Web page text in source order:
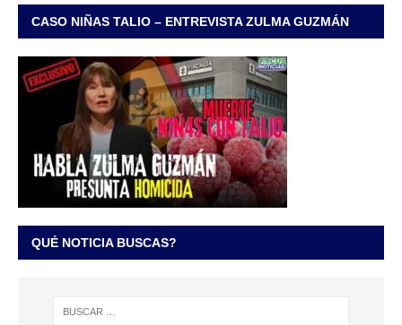
CASO NIÑAS TALIO – ENTREVISTA ZULMA GUZMÁN
QUÉ NOTICIA BUSCAS?